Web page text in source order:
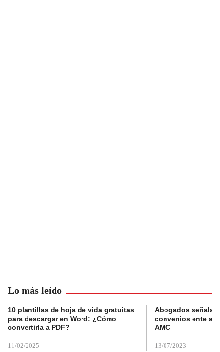
Lo más leído
10 plantillas de hoja de vida gratuitas
para descargar en Word: ¿Cómo
convertirla a PDF?
11/02/2025
Abogados
convenios ente
AMC
13/07/2023